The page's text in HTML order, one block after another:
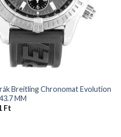
Breitling Chronomat Evolution
MM
Ft